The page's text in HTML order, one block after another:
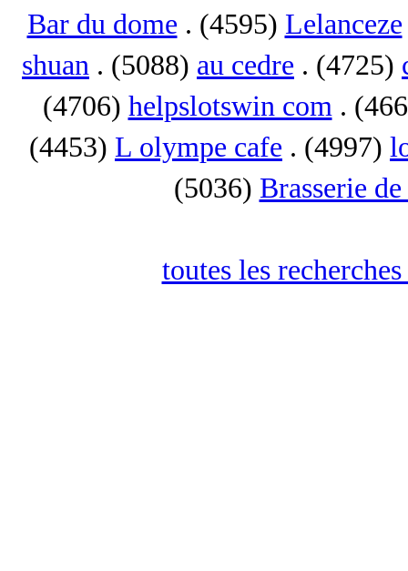
Bar du dome . (4595) Lelanceze
shuan . (5088) au cedre . (4725)
(4706) helpslotswin com.
(4453) L olympe cafe . (4997)
(5036) Brasserie
toutes les